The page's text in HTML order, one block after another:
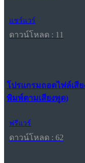
แชร์แวร์
ดาวน์โหลด : 11
โปรแกรมถอดไฟล์เสี
พิมพ์ตามเสียงพูด)
ฟรีแวร์
ดาวน์โหลด : 62